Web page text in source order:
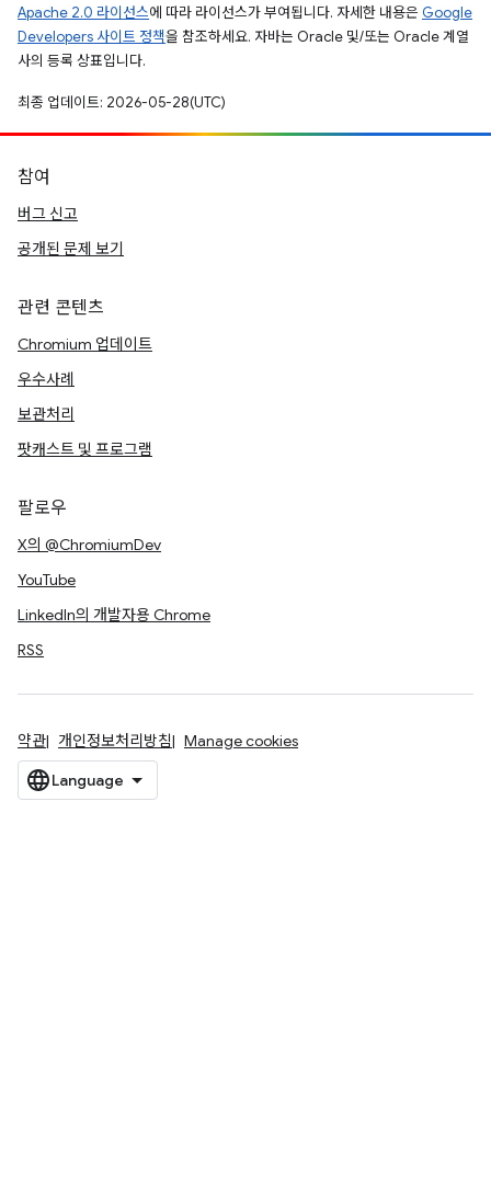
Apache 2.0 라이선스에 따라 라이선스가 부여됩니다. 자세한 내용은 Google
Developers 사이트 정책을 참조하세요. 자바는 Oracle 및/또는 Oracle 계열
사의 등록 상표입니다.
최종 업데이트: 2026-05-28(UTC)
참여
버그 신고
공개된 문제 보기
관련 콘텐츠
Chromium 업데이트
우수사례
보관처리
팟캐스트 및 프로그램
팔로우
X의 @ChromiumDev
YouTube
LinkedIn의 개발자용 Chrome
RSS
약관 개인정보처리방침 Manage cookies